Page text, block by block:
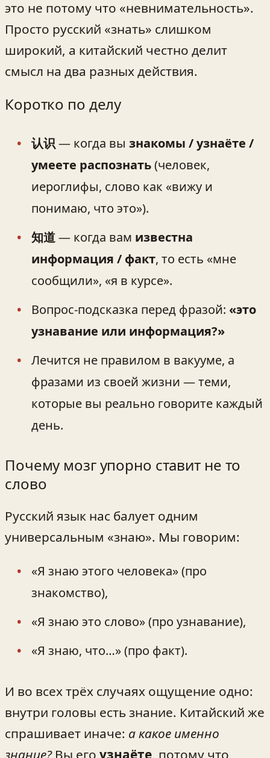
это не потому что «невнимательность».
Просто русский «знать» слишком
широкий, а китайский честно делит
смысл на два разных действия.
Коротко по делу
认识— когда вы знакомы / узнаёте /
умеете распознать(человек,
иероглифы, слово как «вижу и
понимаю, что это»).
知道— когда вам известна
информация / факт, то есть «мне
сообщили», «я в курсе».
Вопрос-подсказка перед фразой: «это
узнавание или информация?»
Лечится не правилом в вакууме, а
фразами из своей жизни — теми,
которые вы реально говорите каждый
день.
Почему мозг упорно ставит не то
слово
Русский язык нас балует одним
универсальным «знаю». Мы говорим:
«Я знаю этого человека» (про
знакомство),
«Я знаю это слово» (про узнавание),
«Я знаю, что…» (про факт).
И во всех трёх случаях ощущение одно:
внутри головы есть знание. Китайский же
спрашивает иначе: а какое именно
знание?Вы его узнаёте, потому что